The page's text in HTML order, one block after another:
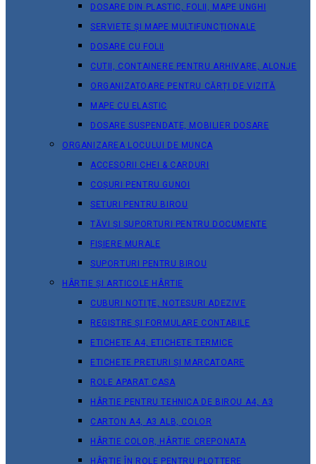
DOSARE DIN PLASTIC, FOLII, MAPE UNGHI
SERVIETE ȘI MAPE MULTIFUNCȚIONALE
DOSARE CU FOLII
CUTII, CONTAINERE PENTRU ARHIVARE, ALONJE
ORGANIZATOARE PENTRU CĂRȚI DE VIZITĂ
MAPE CU ELASTIC
DOSARE SUSPENDATE, MOBILIER DOSARE
ORGANIZAREA LOCULUI DE MUNCA
ACCESORII CHEI & СARDURI
COȘURI PENTRU GUNOI
SETURI PENTRU BIROU
TĂVI ȘI SUPORTURI PENTRU DOCUMENTE
FIȘIERE MURALE
SUPORTURI PENTRU BIROU
HÂRTIE ȘI ARTICOLE HÂRTIE
CUBURI NOTIȚE, NOTESURI ADEZIVE
REGISTRE ȘI FORMULARE CONTABILE
ETICHETE A4, ETICHETE TERMICE
ETICHETE PRETURI ȘI MARCATOARE
ROLE APARAT CASA
HÂRTIE PENTRU TEHNICA DE BIROU A4, A3
CARTON A4, A3 ALB, COLOR
HÂRTIE COLOR, HÂRTIE CREPONATA
HÂRTIE ÎN ROLE PENTRU PLOTTERE